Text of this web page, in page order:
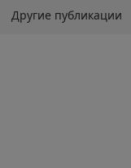
Другие публикации